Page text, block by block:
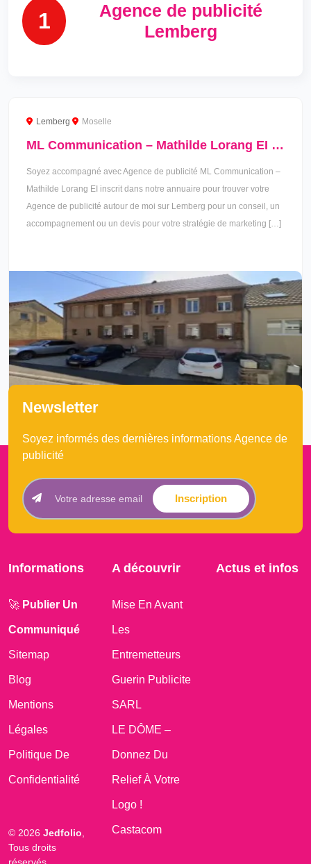
1
Agence de publicité
Lemberg
Lemberg Moselle
ML Communication – Mathilde Lorang EI à Lemberg
Soyez accompagné avec Agence de publicité ML Communication –
Mathilde Lorang EI inscrit dans notre annuaire pour trouver votre
Agence de publicité autour de moi sur Lemberg pour un conseil, un
accompagnement ou un devis pour votre stratégie de marketing […]
Newsletter
Soyez informés des dernières informations Agence de
publicité
Inscription
Informations
🚀 Publier Un
Communiqué
Sitemap
Blog
Mentions
Légales
Politique De
Confidentialité
© 2026 Jedfolio
Tous droits
A découvrir
Mise En Avant
Les
Entremetteurs
Guerin Publicite
SARL
LE DÔME –
Donnez Du
Relief À Votre
Logo !
Castacom
Actus et infos